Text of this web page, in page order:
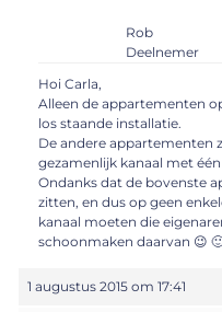
Rob
Deelnemer
Hoi Carla,
Alleen de appartementen
los staande installatie.
De andere appartementen
gezamenlijk kanaal met
Ondanks dat de bovenste
zitten, en dus op geen
kanaal moeten die
schoonmaken daarvan 😉
1 augustus 2015 om 17:41